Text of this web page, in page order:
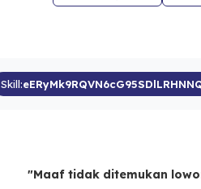
Skill:
"Maaf tidak ditemukan